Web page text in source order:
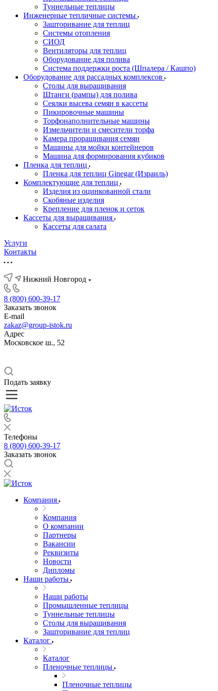
Туннельные теплицы
Инженерные тепличные системы
Зашторивание для теплиц
Системы отопления
СИОД
Вентиляторы для теплиц
Оборудование для полива
Система поддержки роста (Шпалера / Кашпо)
Оборудование для рассадных комплексов
Столы для выращивания
Штанги (рампы) для полива
Сеялки высева семян в кассеты
Пикировочные машины
Торфонаполнительные машины
Измельчители и смесители торфа
Камера проращивания семян
Машины для мойки контейнеров
Машина для формирования кубиков
Пленка для теплиц
Пленка для теплиц Ginegar (Израиль)
Комплектующие для теплиц
Изделия из оцинкованной стали
Скобяные изделия
Крепление для пленок и сеток
Кассеты для выращивания
Кассеты для салата
Услуги
Контакты
Нижний Новгород
8 (800) 600-39-17
Заказать звонок
E-mail
zakaz@group-istok.ru
Адрес
Московское ш., 52
Подать заявку
Телефоны
8 (800) 600-39-17
Заказать звонок
Компания
Компания
О компании
Партнеры
Вакансии
Реквизиты
Новости
Дипломы
Наши работы
Наши работы
Промышленные теплицы
Туннельные теплицы
Столы для выращивания
Зашторивание для теплиц
Каталог
Каталог
Пленочные теплицы
Пленочные теплицы